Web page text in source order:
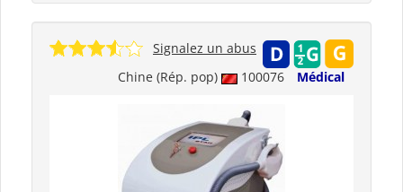
Chine (Rép. pop) 100076 Médical
Signalez un abus